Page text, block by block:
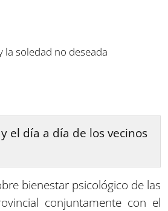
el día a día de los vecinos
bienestar psicológico de las
conjuntamente con el